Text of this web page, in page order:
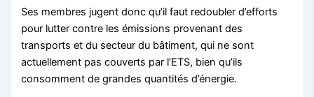
Ses membres jugent donc qu’il faut redoubler d’efforts
pour lutter contre les émissions provenant des
transports et du secteur du bâtiment, qui ne sont
actuellement pas couverts par l’ETS, bien qu’ils
consomment de grandes quantités d’énergie.